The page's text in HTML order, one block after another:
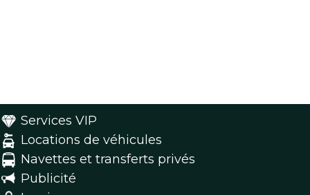
Services VIP
Locations de véhicules
Navettes et transferts privés
Publicité